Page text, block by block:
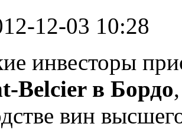
12-03 10:28
инвесторы
Belcier в Бордо
вин